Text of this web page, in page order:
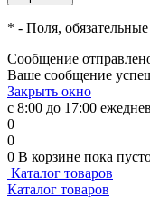
* - Поля,
Сообщение
Ваше сообщение
Закрыть окно
с 8:00 до 17:00
0
0
0 В корзине пока
Каталог товаров
Каталог товаров